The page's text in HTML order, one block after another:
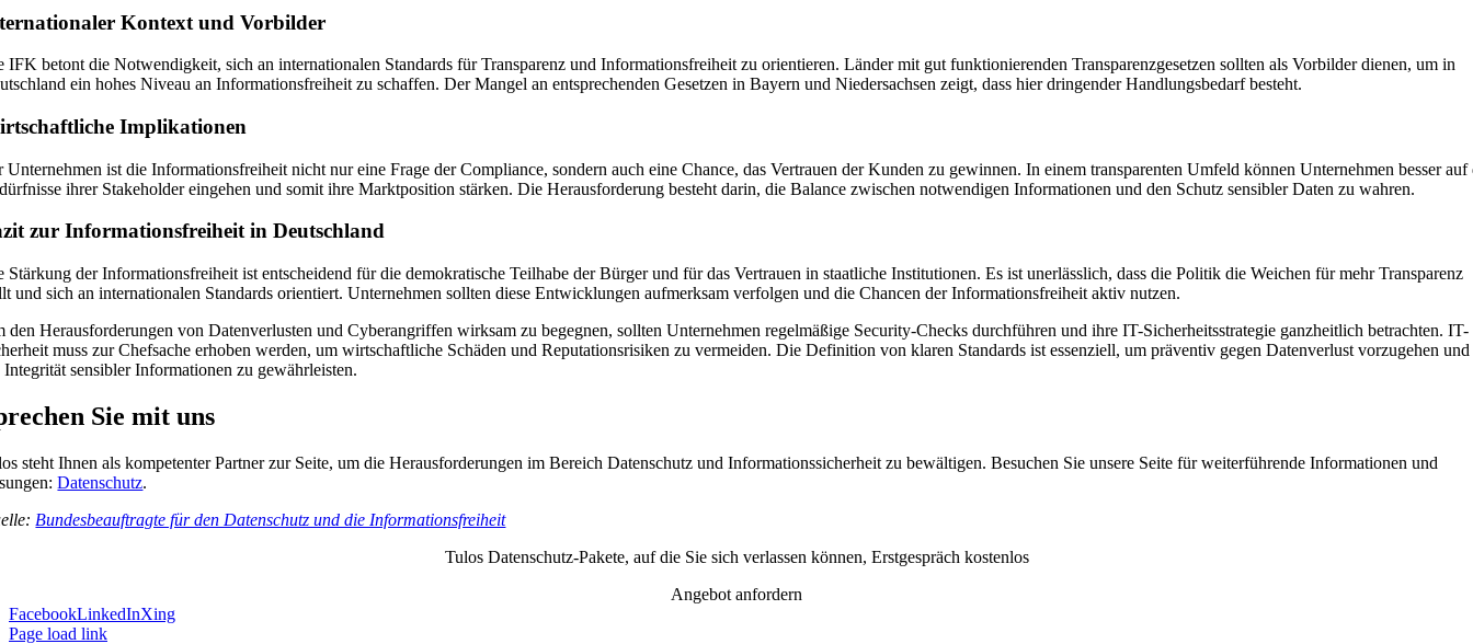
Kontext und Vorbilder
IFK betont die Notwendigkeit, sich an internationalen Standards für Transparenz und Informationsfreiheit zu orientieren. Länder mit gut funktionierenden Transparenzgesetzen sollten als Vorbilder dienen, um in
ein hohes Niveau an Informationsfreiheit zu schaffen. Der Mangel an entsprechenden Gesetzen in Bayern und Niedersachsen zeigt, dass hier dringender Handlungsbedarf besteht.
Implikationen
Unternehmen ist die Informationsfreiheit nicht nur eine Frage der Compliance, sondern auch eine Chance, das Vertrauen der Kunden zu gewinnen. In einem transparenten Umfeld können Unternehmen besser auf
ihrer Stakeholder eingehen und somit ihre Marktposition stärken. Die Herausforderung besteht darin, die Balance zwischen notwendigen Informationen und den Schutz sensibler Daten zu wahren.
zur Informationsfreiheit in Deutschland
Stärkung der Informationsfreiheit ist entscheidend für die demokratische Teilhabe der Bürger und für das Vertrauen in staatliche Institutionen. Es ist unerlässlich, dass die Politik die Weichen für mehr Transparenz
und sich an internationalen Standards orientiert. Unternehmen sollten diese Entwicklungen aufmerksam verfolgen und die Chancen der Informationsfreiheit aktiv nutzen.
den Herausforderungen von Datenverlusten und Cyberangriffen wirksam zu begegnen, sollten Unternehmen regelmäßige Security-Checks durchführen und ihre IT-Sicherheitsstrategie ganzheitlich betrachten. IT-
muss zur Chefsache erhoben werden, um wirtschaftliche Schäden und Reputationsrisiken zu vermeiden. Die Definition von klaren Standards ist essenziell, um präventiv gegen Datenverlust vorzugehen und
Integrität sensibler Informationen zu gewährleisten.
Sie mit uns
steht Ihnen als kompetenter Partner zur Seite, um die Herausforderungen im Bereich Datenschutz und Informationssicherheit zu bewältigen. Besuchen Sie unsere Seite für weiterführende Informationen und
Datenschutz.
Bundesbeauftragte für den Datenschutz und die Informationsfreiheit
Tulos Datenschutz-Pakete, auf die Sie sich verlassen können, Erstgespräch kostenlos
Angebot anfordern
FacebookLinkedInXing
Page load link